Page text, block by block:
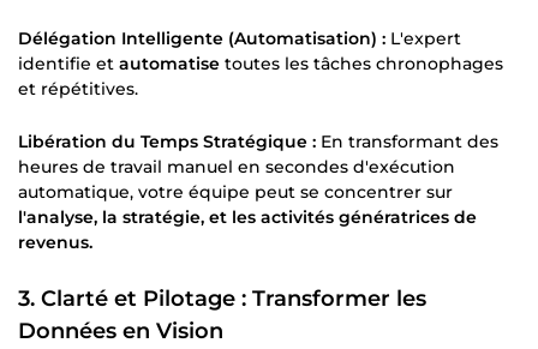
Délégation Intelligente (Automatisation) : L'expert
identifie et automatise toutes les tâches chronophages
et répétitives.
Libération du Temps Stratégique : En transformant des
heures de travail manuel en secondes d'exécution
automatique, votre équipe peut se concentrer sur
l'analyse, la stratégie, et les activités génératrices de
revenus.
3. Clarté et Pilotage : Transformer les
Données en Vision